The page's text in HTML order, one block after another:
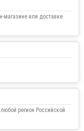
магазине или доставке
регион Российской